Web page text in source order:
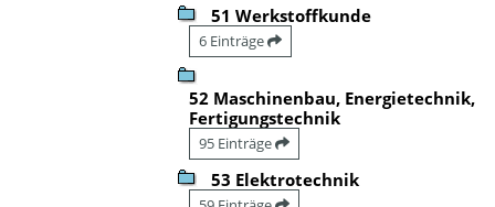
51 Werkstoffkunde
6 Einträge
52 Maschinenbau, Energietechnik,
Fertigungstechnik
95 Einträge
53 Elektrotechnik